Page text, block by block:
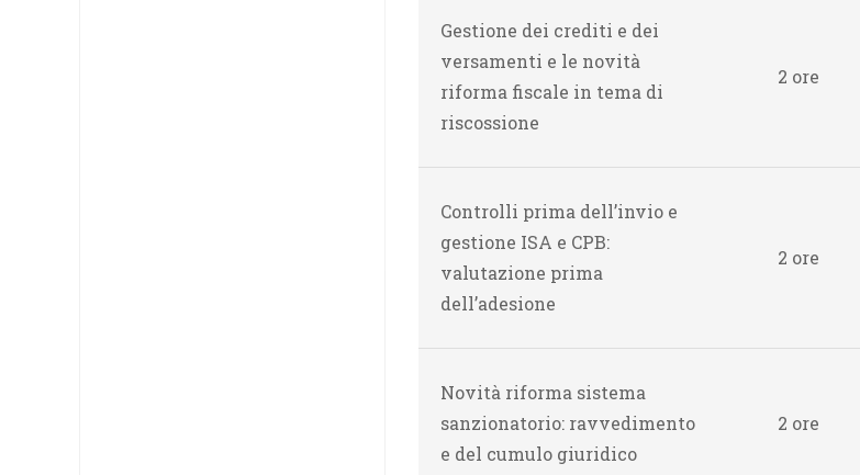
Gestione dei crediti e dei
versamenti e le novità
riforma fiscale in tema di
riscossione
2 ore
Controlli prima dell’invio e
gestione ISA e CPB:
valutazione prima
dell’adesione
2 ore
Novità riforma sistema
sanzionatorio: ravvedimento
e del cumulo giuridico
2 ore